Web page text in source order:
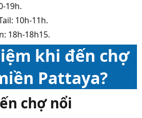
19h.
10h-11h.
18h-18h15.
khi đến chợ
Pattaya?
chợ nổi